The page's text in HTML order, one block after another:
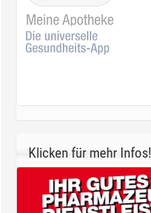
Klicken für mehr Infos!